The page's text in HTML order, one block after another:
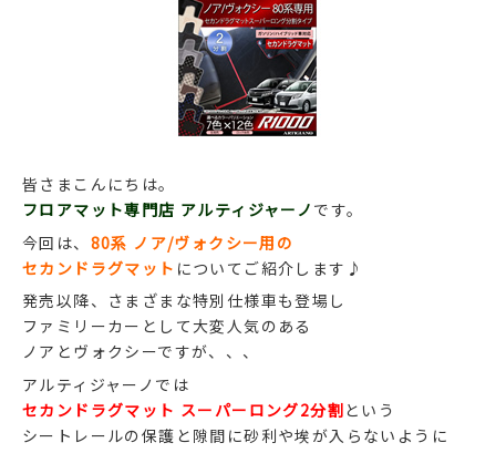
皆さまこんにちは。
フロアマット専門店 アルティジャーノ です。
今回は、 80系 ノア/ヴォクシー用の
セカンドラグマット についてご紹介します♪
発売以降、さまざまな特別仕様車も登場し
ファミリーカーとして大変人気のある
ノアとヴォクシーですが、、、
アルティジャーノでは
セカンドラグマット スーパーロング2分割という
シートレールの保護と隙間に砂利や埃が入らないように